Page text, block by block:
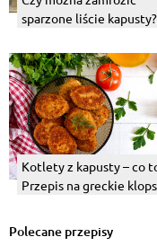
sparzone liście kapusty?
Kotlety z kapusty – co
Przepis na greckie
Polecane przepisy